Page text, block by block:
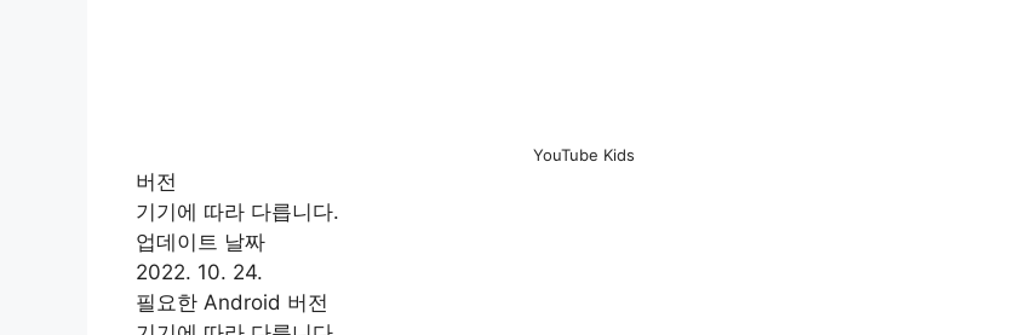
YouTube Kids
버전
기기에 따라 다릅니다.
업데이트 날짜
2022. 10. 24.
필요한 Android 버전